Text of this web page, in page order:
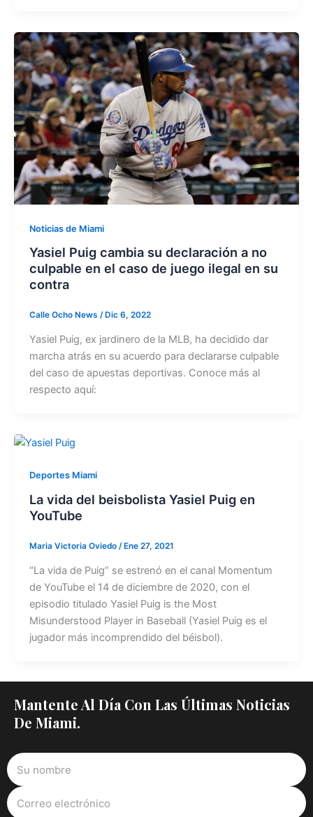
Noticias de Miami
Yasiel Puig cambia su declaración a no
culpable en el caso de juego ilegal en su
contra
Calle Ocho News / Dic 6, 2022
Yasiel Puig, ex jardinero de la MLB, ha decidido dar
marcha atrás en su acuerdo para declararse culpable
del caso de apuestas deportivas. Conoce más al
respecto aquí:
Deportes Miami
La vida del beisbolista Yasiel Puig en
YouTube
Maria Victoria Oviedo /Ene 27, 2021
“La vida de Puig” se estrenó en el canal Momentum
de YouTube el 14 de diciembre de 2020, con el
episodio titulado Yasiel Puig is the Most
Misunderstood Player in Baseball (Yasiel Puig es el
jugador más incomprendido del béisbol).
Mantente Al Día Con Las Últimas Noticias
De Miami.